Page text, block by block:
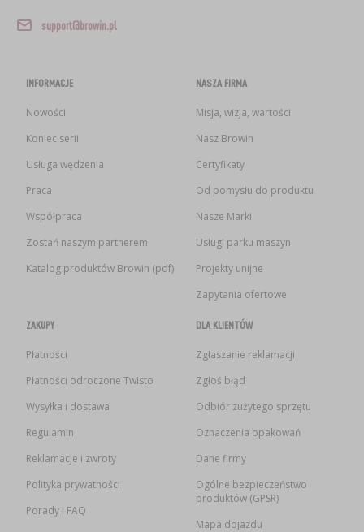
support@browin.pl
INFORMACJE
Nowości
Koniec serii
Usługa wędzenia
Praca
Współpraca
Zostań naszym partnerem
Katalog produktów Browin (pdf)
NASZA FIRMA
Misja, wizja, wartości
Nasz Browin
Certyfikaty
Od pomysłu do produktu
Nasze Marki
Usługi parku maszyn
Projekty unijne
Zapytania ofertowe
ZAKUPY
Płatności
Płatności odroczone Twisto
Wysyłka i dostawa
Regulamin
Reklamacje i zwroty
Polityka prywatności
Porady i FAQ
DLA KLIENTÓW
Zgłaszanie reklamacji
Zgłoś błąd
Odbiór zużytego sprzętu
Oznaczenia opakowań
Dane firmy
Ogólne bezpieczeństwo
produktów (GPSR)
Mapa dojazdu